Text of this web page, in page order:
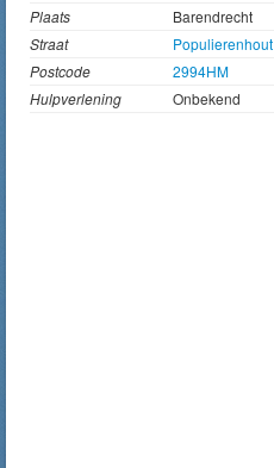
Plaats
Barendrecht
Straat
Populierenhout
Postcode
2994HM
Hulpverlening
Onbekend